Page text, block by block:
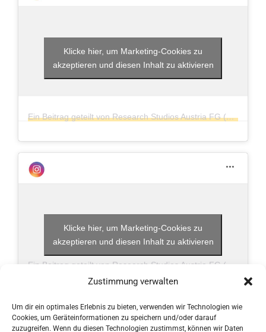
Zustimmung verwalten
Um dir ein optimales Erlebnis zu bieten, verwenden wir Technologien wie
Cookies, um Geräteinformationen zu speichern und/oder darauf
zuzugreifen. Wenn du diesen Technologien zustimmst, können wir Daten
Ein Beitrag geteilt von Research Studios Austria FG (@researchstudiosaustria)
Klicke hier, um Marketing-Cookies zu
akzeptieren und diesen Inhalt zu aktivieren
Ein Beitrag geteilt von Research Studios Austria FG (@researchstudiosaustria)
Klicke hier, um Marketing-Cookies zu
akzeptieren und diesen Inhalt zu aktivieren